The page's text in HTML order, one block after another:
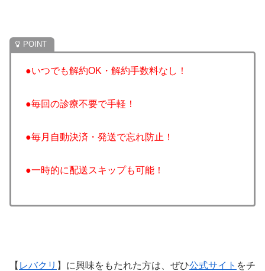
●いつでも解約OK・解約手数料なし！
●毎回の診療不要で手軽！
●毎月自動決済・発送で忘れ防止！
●一時的に配送スキップも可能！
【 レバクリ 】に興味をもたれた方は、ぜひ公式サイト をチ